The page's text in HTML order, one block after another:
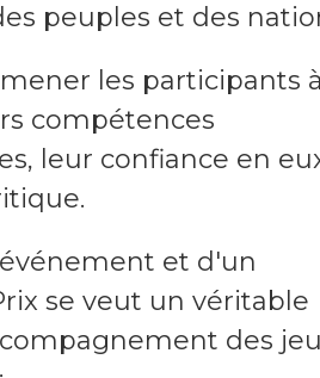
peuples et des
les participants
compétences
leur confiance en
et d'un
se veut un véritable
des